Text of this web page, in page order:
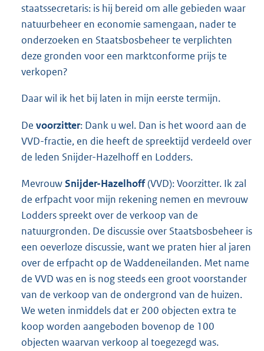
staatssecretaris: is hij bereid om alle gebieden waar
natuurbeheer en economie samengaan, nader te
onderzoeken en Staatsbosbeheer te verplichten
deze gronden voor een marktconforme prijs te
verkopen?
Daar wil ik het bij laten in mijn eerste termijn.
De voorzitter: Dank u wel. Dan is het woord aan de
VVD-fractie, en die heeft de spreektijd verdeeld over
de leden Snijder-Hazelhoff en Lodders.
MevrouwSnijder-Hazelhoff(VVD): Voorzitter. Ik zal
de erfpacht voor mijn rekening nemen en mevrouw
Lodders spreekt over de verkoop van de
natuurgronden. De discussie over Staatsbosbeheer is
een oeverloze discussie, want we praten hier al jaren
over de erfpacht op de Waddeneilanden. Met name
de VVD was en is nog steeds een groot voorstander
van de verkoop van de ondergrond van de huizen.
We weten inmiddels dat er 200 objecten extra te
koop worden aangeboden bovenop de 100
objecten waarvan verkoop al toegezegd was.